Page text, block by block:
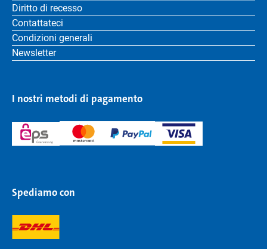
Diritto di recesso
Contattateci
Condizioni generali
Newsletter
I nostri metodi di pagamento
Spediamo con